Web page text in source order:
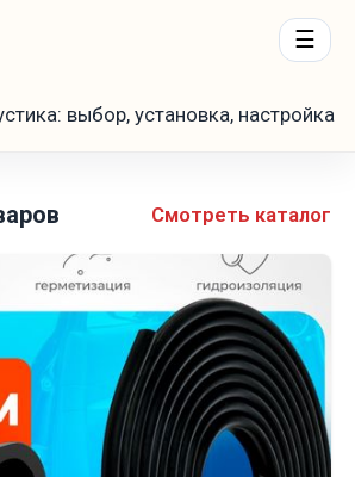
☰
выбор, установка, настройка
Смотреть каталог